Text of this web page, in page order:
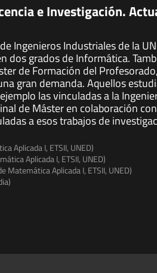
e Investigación.
Ingenieros Industriales de la
dos grados de Informática.
de Formación del
gran demanda. Aquellos
las vinculadas a la
de Máster en colaboración
a esos trabajos de
Aplicada I, ETSII, UNED)
Aplicada I, ETSII, UNED)
Aplicada I, ETSII, UNED)